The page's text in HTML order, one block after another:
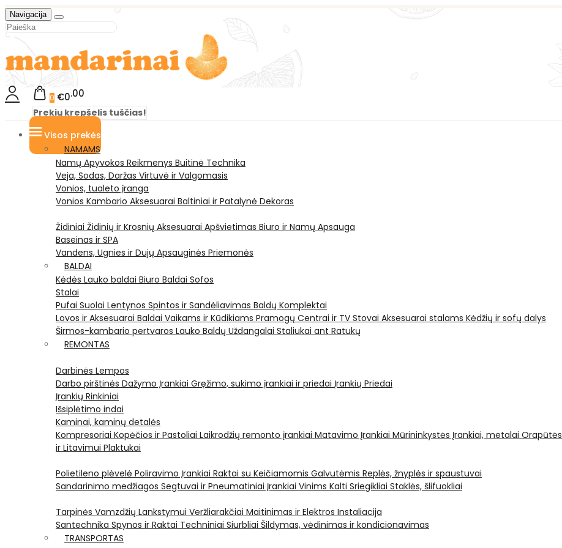
Navigacija
0 €0 00
Prekių krepšelis tuščias!
Visos prekės
NAMAMS
Namų Apyvokos Reikmenys Buitinė Technika
Veja, Sodas, Daržas Virtuvė ir Valgomasis
Vonios, tualeto įranga
Vonios Kambario Aksesuarai Baltiniai ir Patalynė Dekoras
Židiniai Židinių ir Krosnių Aksesuarai Apšvietimas Biuro ir Namų Apsauga
Baseinas ir SPA
Vandens, Ugnies ir Dujų Apsauginės Priemonės
BALDAI
Kėdės Lauko baldai Biuro Baldai Sofos
Stalai
Pufai Suolai Lentynos Spintos ir Sandėliavimas Baldų Komplektai
Lovos ir Aksesuarai Baldai Vaikams ir Kūdikiams Pramogų Centrai ir TV Stovai Aksesuarai stalams Kėdžių ir sofų dalys
Širmos-kambario pertvaros Lauko Baldų Uždangalai Staliukai ant Ratukų
REMONTAS
Darbinės Lempos
Darbo pirštinės Dažymo Įrankiai Gręžimo, sukimo įrankiai ir priedai Įrankių Priedai
Įrankių Rinkiniai
Išsiplėtimo indai
Kaminai, kaminų detalės
Kompresoriai Kopėčios ir Pastoliai Laikrodžių remonto įrankiai Matavimo Įrankiai Mūrininkystės Įrankiai, metalai Orapūtės
ir Litavimui Plaktukai
Polietileno plėvelė Poliravimo Įrankiai Raktai su Keičiamomis Galvutėmis Replės, žnyplės ir spaustuvai
Sandarinimo medžiagos Segtuvai ir Pneumatiniai Įrankiai Vinims Kalti Sriegikliai Staklės, šlifuokliai
Tarpinės Vamzdžių Lankstymui Veržliarakčiai Maitinimas ir Elektros Instaliacija
Santechnika Spynos ir Raktai Techniniai Siurbliai Šildymas, vėdinimas ir kondicionavimas
TRANSPORTAS